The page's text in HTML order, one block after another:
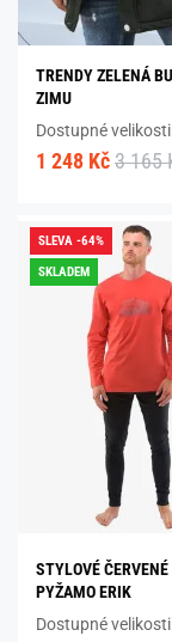
TRENDY ZELENÁ
ZIMU
Dostupné
1 248 Kč 3 165
SLEVA -64%
SKLADEM
STYLOVÉ ČERVENÉ
PYŽAMO ERIK
Dostupné